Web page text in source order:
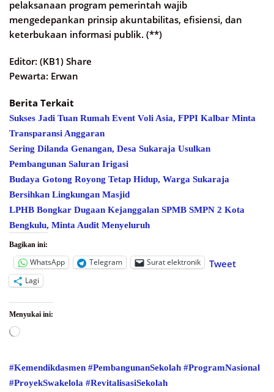
pelaksanaan program pemerintah wajib
mengedepankan prinsip akuntabilitas, efisiensi, dan
keterbukaan informasi publik. (**)
Editor: (KB1) Share
Pewarta: Erwan
Berita Terkait
Sukses Jadi Tuan Rumah Event Voli Asia, FPPI Kalbar Minta
Transparansi Anggaran
Sering Dilanda Genangan, Desa Sukaraja Usulkan
Pembangunan Saluran Irigasi
Budaya Gotong Royong Tetap Hidup, Warga Sukaraja
Bersihkan Lingkungan Masjid
LPHB Bongkar Dugaan Kejanggalan SPMB SMPN 2 Kota
Bengkulu, Minta Audit Menyeluruh
Bagikan ini:
WhatsApp Telegram Surat elektronik Tweet
Lagi
Menyukai ini:
Memuat...
#Kemendikdasmen #PembangunanSekolah #ProgramNasional
#ProyekSwakelola #RevitalisasiSekolah